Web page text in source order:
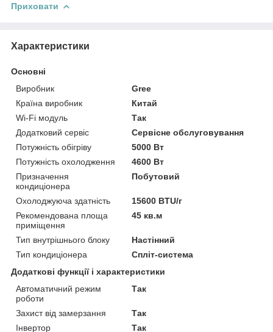
Приховати
Характеристики
Основні
Виробник
Gree
Країна виробник
Китай
Wi-Fi модуль
Так
Додатковий сервіс
Сервісне обслуговування
Потужність обігріву
5000 Вт
Потужність охолодження
4600 Вт
Призначення
кондиціонера
Побутовий
Охолоджуюча здатність
15600 BTU/г
Рекомендована площа
приміщення
45 кв.м
Тип внутрішнього блоку
Настінний
Тип кондиціонера
Спліт-система
Додаткові функції і характеристики
Автоматичний режим
роботи
Так
Захист від замерзання
Так
Інвертор
Так